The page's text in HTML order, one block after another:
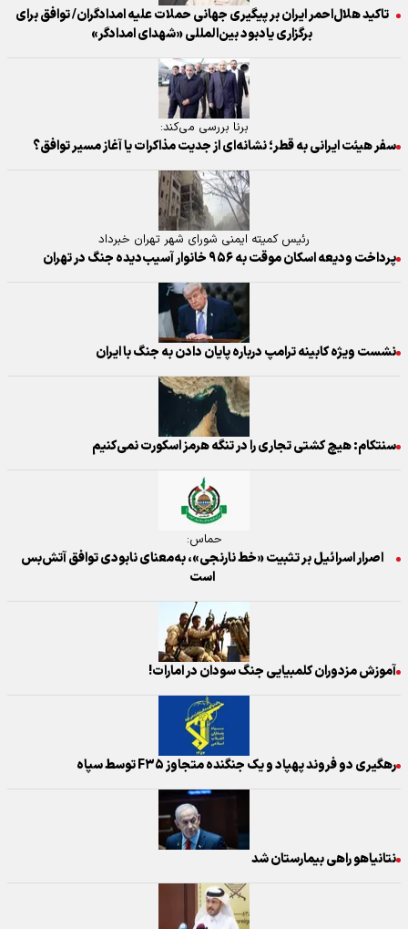
تاکید هلال‌احمر ایران بر پیگیری جهانی حملات علیه امدادگران/ توافق برای
برگزاری یادبود بین‌المللی «شهدای امدادگر»
برنا بررسی می‌کند:
سفر هیئت ایرانی به قطر؛ نشانه‌ای از جدیت مذاکرات یا آغاز مسیر توافق؟
رئیس کمیته ایمنی شورای شهر تهران خبرداد
پرداخت ودیعه اسکان موقت به ۹۵۶ خانوار آسیب‌دیده جنگ در تهران
نشست ویژه کابینه ترامپ درباره پایان دادن به جنگ با ایران
سنتکام: هیچ کشتی تجاری را در تنگه هرمز اسکورت نمی‌کنیم
حماس:
اصرار اسرائیل بر تثبیت «خط نارنجی»، به‌معنای نابودی توافق آتش‌بس
است
آموزش مزدوران کلمبیایی‌ جنگ سودان در امارات!
رهگیری دو فروند پهپاد و یک جنگنده متجاوز F۳۵ توسط سپاه
نتانیاهو راهی بیمارستان شد